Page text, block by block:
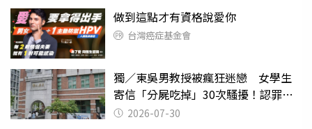
做到這點才有資格說愛你
台灣癌症基金會
獨／東吳男教授被瘋狂迷戀 女學生
寄信「分屍吃掉」30次騷擾！認罪免
關 2026-07-30